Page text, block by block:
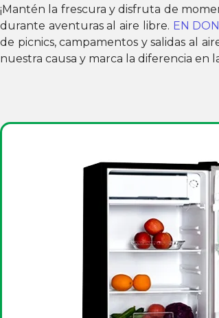
¡Mantén la frescura y disfruta de
durante aventuras al aire libre. EN
de picnics, campamentos y salidas al
nuestra causa y marca la diferencia en